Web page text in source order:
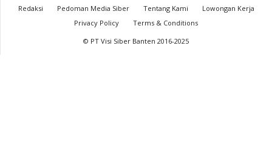
Redaksi Pedoman Media Siber Tentang Kami
Lowongan Kerja
Privacy Policy
Terms & Conditions
© PT Visi Siber Banten 2016-2025